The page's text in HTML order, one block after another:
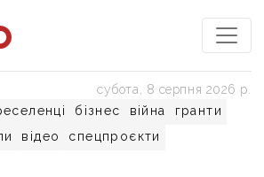
бізнес війна
гранти
відео спецпроєкти
субота, 8 серпня 2026 р.